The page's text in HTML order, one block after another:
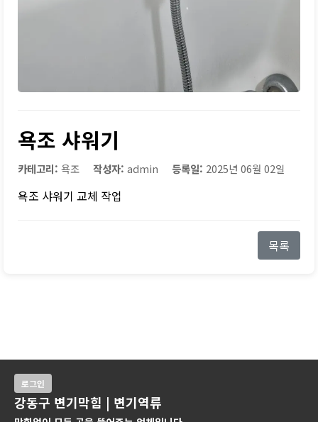
욕조 샤워기
카테고리: 욕조 작성자: admin 등록일: 2025년 06월 02일
욕조 샤워기 교체 작업
목록
로그인
강동구 변기막힘 | 변기역류